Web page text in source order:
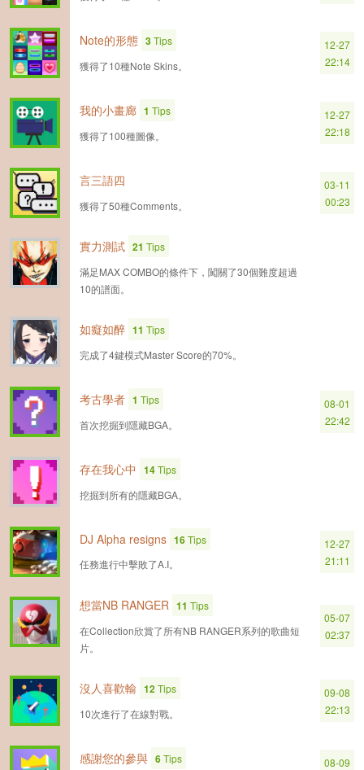
Note的形態 3Tips
獲得了10種Note Skins。
12-27
22:14
我的小畫廊 1 Tips
獲得了100種圖像。
12-27
22:18
言三語四
獲得了50種Comments。
03-11
00:23
實力測試 21 Tips
滿足MAX COMBO的條件下，闖關了30個難度超過
10的譜面。
如癡如醉 11 Tips
完成了4鍵模式Master Score的70%。
考古學者 1 Tips
首次挖掘到隱藏BGA。
08-01
22:42
存在我心中 14Tips
挖掘到所有的隱藏BGA。
DJ Alpha resigns 16Tips
任務進行中擊敗了A.I。
12-27
21:11
想當NB RANGER 11 Tips
在Collection欣賞了所有NB RANGER系列的歌曲短
片。
05-07
02:37
沒人喜歡輸 12Tips
10次進行了在線對戰。
09-08
22:13
感謝您的參與 6Tips
08-09